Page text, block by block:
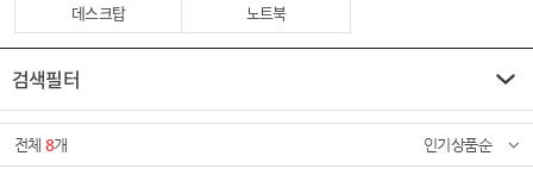
데스크탑 노트북
검색필터
전체8개 인기상품순